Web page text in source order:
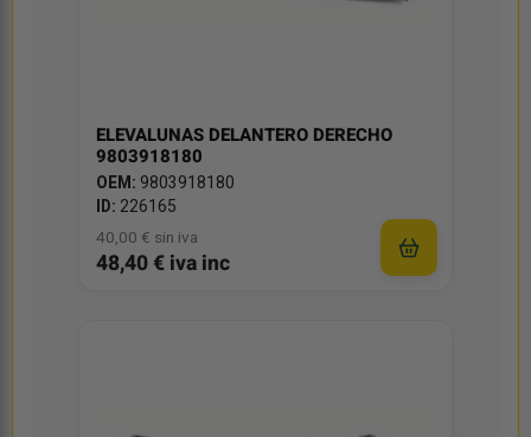
ELEVALUNAS DELANTERO DERECHO
9803918180
OEM: 9803918180
ID: 226165
40,00 € sin iva
48,40 € iva inc